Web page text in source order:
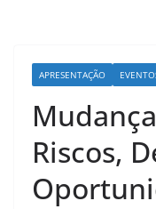
APRESENTAÇÃO
Riscos,